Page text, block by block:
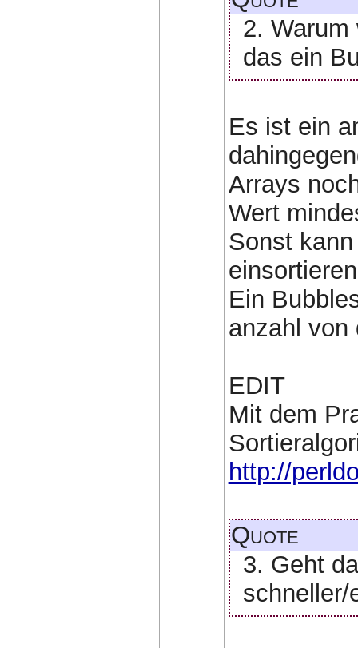
2.
das ein
Es ist ein
Arrays
Wert
Sonst
Ein
anzahl von
EDIT
Mit dem
http://
Quote
3. Geht
schneller/